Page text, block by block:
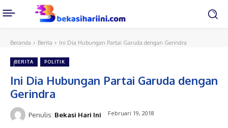
Beranda Berita Ini Dia Hubungan Partai Garuda dengan Gerindra
BERITA POLITIK
Ini Dia Hubungan Partai Garuda dengan
Gerindra
Penulis: Bekasi Hari Ini Februari 19, 2018